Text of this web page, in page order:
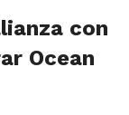
con
Ocean